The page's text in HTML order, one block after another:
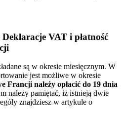
VAT i płatność
są w okresie miesięcznym. W
jest możliwe w okresie
Francji należy opłacić do 19 dnia
należy pamiętać, iż istnieją dwie
znajdziesz w artykule o